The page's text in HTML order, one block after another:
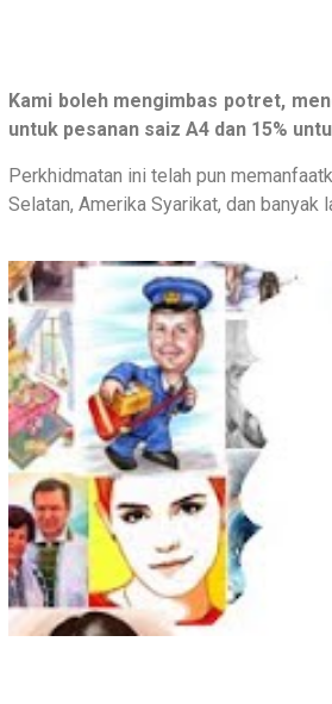
Kami boleh mengimbas potret,
untuk pesanan saiz A4 dan 15%
Perkhidmatan ini telah pun
Selatan, Amerika Syarikat, dan banyak